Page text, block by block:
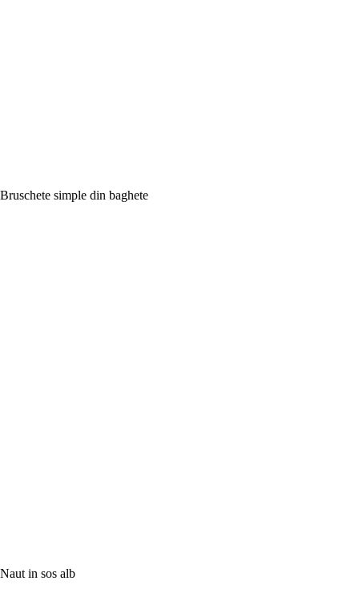
Bruschete simple din baghete
Naut in sos alb